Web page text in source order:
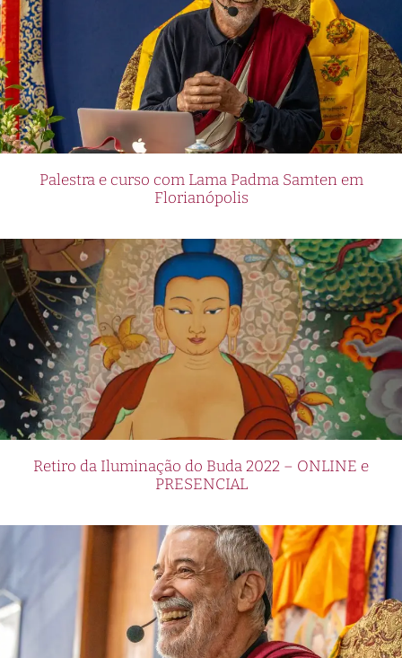
Palestra e curso com Lama Padma Samten em
Florianópolis
Retiro da Iluminação do Buda 2022 – ONLINE e
PRESENCIAL